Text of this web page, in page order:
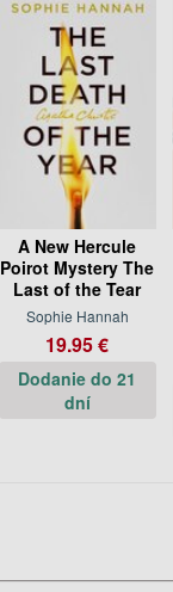
A New Hercule
Poirot Mystery The
Last of the Tear
Sophie Hannah
19.95 €
Dodanie do 21
dní